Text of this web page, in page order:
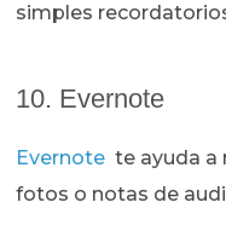
simples
10. Evernote
Evernote te ayuda a
fotos o notas de